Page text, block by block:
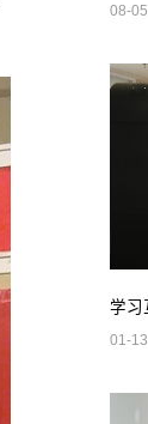
08-05
01-13